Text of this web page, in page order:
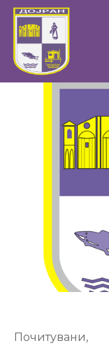
Почетна
Финансии
Настани
Почитувани,